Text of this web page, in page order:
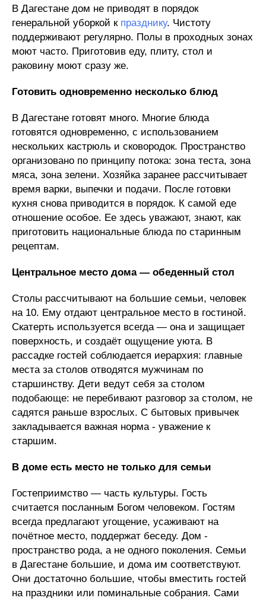
В Дагестане дом не приводят в порядок
генеральной уборкой к празднику. Чистоту
поддерживают регулярно. Полы в проходных зонах
моют часто. Приготовив еду, плиту, стол и
раковину моют сразу же.
Готовить одновременно несколько блюд
В Дагестане готовят много. Многие блюда
готовятся одновременно, с использованием
нескольких кастрюль и сковородок. Пространство
организовано по принципу потока: зона теста, зона
мяса, зона зелени. Хозяйка заранее рассчитывает
время варки, выпечки и подачи. После готовки
кухня снова приводится в порядок. К самой еде
отношение особое. Ее здесь уважают, знают, как
приготовить национальные блюда по старинным
рецептам.
Центральное место дома — обеденный стол
Столы рассчитывают на большие семьи, человек
на 10. Ему отдают центральное место в гостиной.
Скатерть используется всегда — она и защищает
поверхность, и создаёт ощущение уюта. В
рассадке гостей соблюдается иерархия: главные
места за столов отводятся мужчинам по
старшинству. Дети ведут себя за столом
подобающе: не перебивают разговор за столом, не
садятся раньше взрослых. С бытовых привычек
закладывается важная норма - уважение к
старшим.
В доме есть место не только для семьи
Гостеприимство — часть культуры. Гость
считается посланным Богом человеком. Гостям
всегда предлагают угощение, усаживают на
почётное место, поддержат беседу. Дом -
пространство рода, а не одного поколения. Семьи
в Дагестане большие, и дома им соответствуют.
Они достаточно большие, чтобы вместить гостей
на праздники или поминальные собрания. Сами